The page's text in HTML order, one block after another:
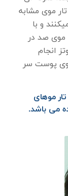
موی مشابه
و با
موی صد در
انجام
روی پوست سر
موهای
می باشد.